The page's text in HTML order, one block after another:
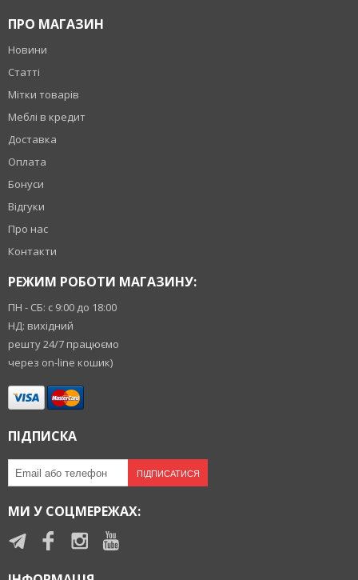
ПРО МАГАЗИН
Новини
Статті
Мітки товарів
Меблі в кредит
Доставка
Оплата
Бонуси
Відгуки
Про нас
Контакти
РЕЖИМ РОБОТИ МАГАЗИНУ:
ПН - СБ: с 9:00 до 18:00
НД: вихідний
решту 24/7 працюємо
через on-line кошик)
ПІДПИСКА
ПІДПИСАТИСЯ
МИ У СОЦМЕРЕЖАХ: